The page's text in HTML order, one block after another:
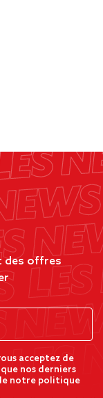
des offres
acceptez de
nos derniers
notre politique